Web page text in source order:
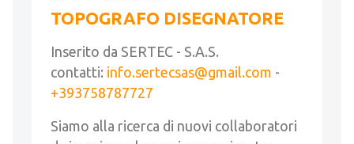
TOPOGRAFO DISEGNATORE
Inserito da SERTEC - S.A.S.
contatti: info.sertecsas@gmail.com -
+393758787727
Siamo alla ricerca di nuovi collaboratori